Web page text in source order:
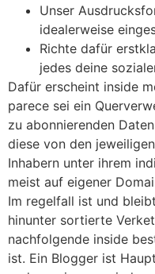
Unser
idealerweise
Richte dafür
jedes deine
Dafür erscheint inside
parece sei ein
zu abonnierenden
diese von den jeweiligen
Inhabern unter ihrem
meist auf eigener
Im regelfall ist und
hinunter sortierte
nachfolgende inside
ist. Ein Blogger ist